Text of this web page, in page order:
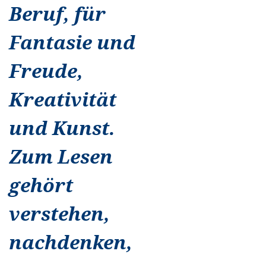
Beruf, für
Fantasie und
Freude,
Kreativität
und Kunst.
Zum Lesen
gehört
verstehen,
nachdenken,